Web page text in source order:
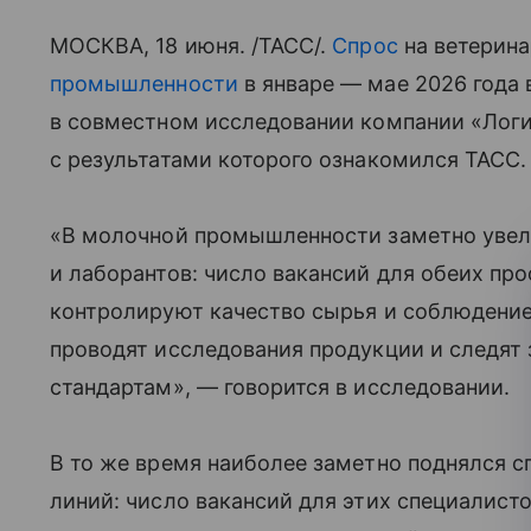
МОСКВА, 18 июня. /ТАСС/. Спрос на
промышленности в январе — мае 2026 года
в совместном исследовании компании
с результатами которого ознакомился ТАСС.
«В молочной промышленности заметно
и лаборантов: число вакансий для обеих
контролируют качество сырья и
проводят исследования продукции и следят
стандартам», — говорится в исследовании.
В то же время наиболее заметно поднялся
линий: число вакансий для этих